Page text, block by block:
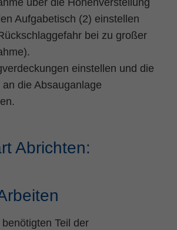
Aufgabetisch (2) einstellen
bei zu großer
einstellen und die
die Absauganlage
Abrichten:
Teil der